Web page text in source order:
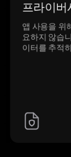
프라이버
앱 사용을 위
요하지 않습
이터를 추적